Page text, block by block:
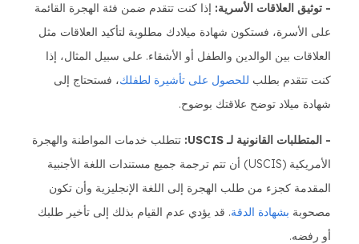
- توثيق العلاقات الأسرية: إذا كنت تتقدم ضمن فئة الهجرة القائمة
على الأسرة، فستكون شهادة ميلادك مطلوبة لتأكيد العلاقات مثل
العلاقات بين الوالدين والطفل أو الأشقاء. على سبيل المثال، إذا
كنت تتقدم بطلب للحصول على تأشيرة لطفلك، فستحتاج إلى
شهادة ميلاد توضح علاقتك بوضوح.
- المتطلبات القانونية لـ USCIS:
تتطلب خدمات المواطنة والهجرة
الأمريكية (USCIS) أن تتم ترجمة جميع مستندات اللغة الأجنبية
المقدمة كجزء من طلب الهجرة إلى اللغة الإنجليزية وأن تكون
مصحوبة بشهادة الدقة. قد يؤدي عدم القيام بذلك إلى تأخير طلبك
أو رفضه.